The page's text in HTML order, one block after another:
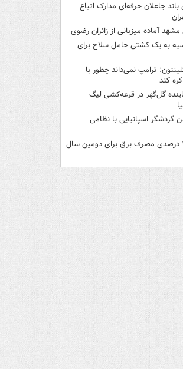
جاعلان حرفه‌ای مدارک اتباع
آماده میزبانی از زائران رضوی
به یک کشتی حامل سلاح برای
ترامپ نمی‌داند چطور با
کند
گل‌گهر در قرعه‌کشی لیگ
گردشگر اسپانیایی با نظامی
کاهش ۳ درصدی مصرف برق برای دومین سال